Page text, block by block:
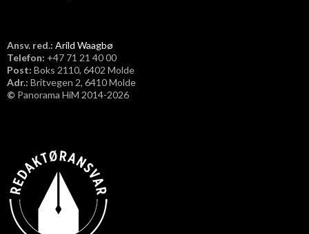
Ansv. red.: Arild Waagbø
Telefon: ​+47 71 21 40 00
Post: Boks 2110, 6402 Molde
Adr.: Britvegen 2, 6410 Molde
© Panorama HiM 2014-2026